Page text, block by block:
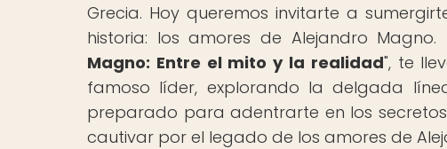
Grecia. Hoy queremos invitarte a
historia: los amores de Alejandro
Magno: Entre el mito y la realidad", te
famoso líder, explorando la delgada
preparado para adentrarte en los
cautivar por el legado de los amores de